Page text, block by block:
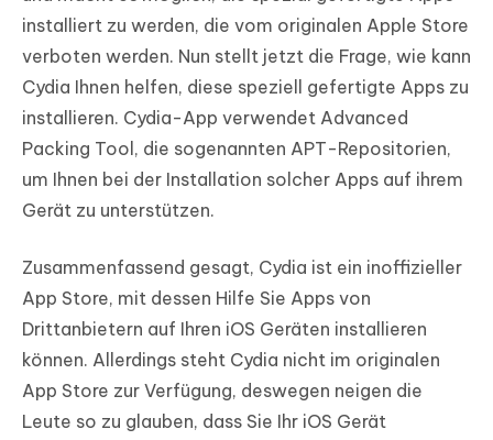
installiert zu werden, die vom originalen Apple Store
verboten werden. Nun stellt jetzt die Frage, wie kann
Cydia Ihnen helfen, diese speziell gefertigte Apps zu
installieren. Cydia-App verwendet Advanced
Packing Tool, die sogenannten APT-Repositorien,
um Ihnen bei der Installation solcher Apps auf ihrem
Gerät zu unterstützen.
Zusammenfassend gesagt, Cydia ist ein inoffizieller
App Store, mit dessen Hilfe Sie Apps von
Drittanbietern auf Ihren iOS Geräten installieren
können. Allerdings steht Cydia nicht im originalen
App Store zur Verfügung, deswegen neigen die
Leute so zu glauben, dass Sie Ihr iOS Gerät